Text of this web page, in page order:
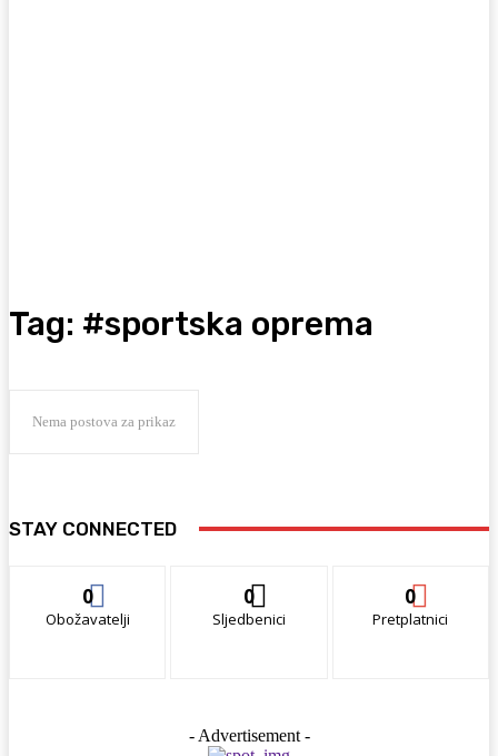
Tag: #sportska oprema
Nema postova za prikaz
STAY CONNECTED
0
Obožavatelji
0
Sljedbenici
0
Pretplatnici
- Advertisement -